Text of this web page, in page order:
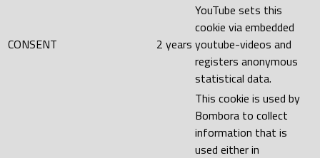
CONSENT 2 years
YouTube sets this
cookie via embedded
youtube-videos and
registers anonymous
statistical data.
This cookie is used by
Bombora to collect
information that is
used either in